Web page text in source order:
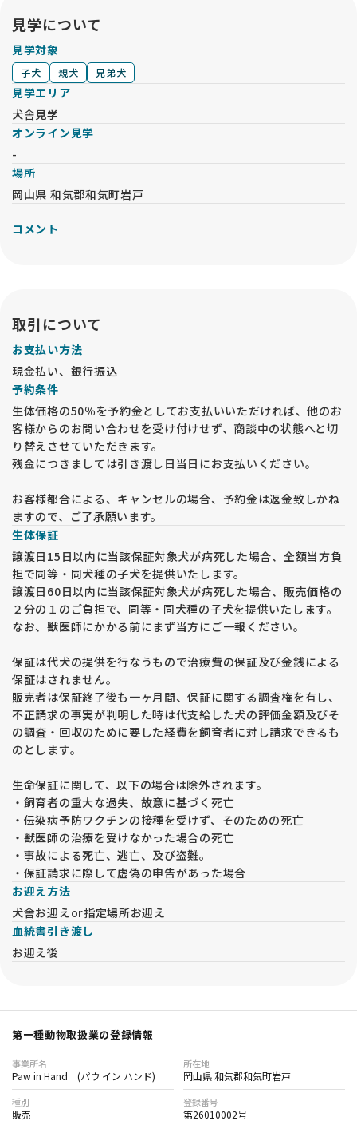
見学について
見学対象
子犬 親犬 兄弟犬
見学エリア
犬舎見学
オンライン見学
-
場所
岡山県 和気郡和気町岩戸
コメント
取引について
お支払い方法
現金払い、銀行振込
予約条件
生体価格の50％を予約金としてお支払いいただければ、他のお
客様からのお問い合わせを受け付けせず、商談中の状態へと切
り替えさせていただきます。
残金につきましては引き渡し日当日にお支払いください。
お客様都合による、キャンセルの場合、予約金は返金致しかね
ますので、ご了承願います。
生体保証
譲渡日15日以内に当該保証対象犬が病死した場合、全額当方負
担で同等・同犬種の子犬を提供いたします。
譲渡日60日以内に当該保証対象犬が病死した場合、販売価格の
２分の１のご負担で、同等・同犬種の子犬を提供いたします。
なお、獣医師にかかる前にまず当方にご一報ください。
保証は代犬の提供を行なうもので治療費の保証及び金銭による
保証はされません。
販売者は保証終了後も一ヶ月間、保証に関する調査権を有し、
不正請求の事実が判明した時は代支給した犬の評価金額及びそ
の調査・回収のために要した経費を飼育者に対し請求できるも
のとします。
生命保証に関して、以下の場合は除外されます。
・飼育者の重大な過失、故意に基づく死亡
・伝染病予防ワクチンの接種を受けず、そのための死亡
・獣医師の治療を受けなかった場合の死亡
・事故による死亡、逃亡、及び盗難。
・保証請求に際して虚偽の申告があった場合
お迎え方法
犬舎お迎えor指定場所お迎え
血統書引き渡し
お迎え後
第一種動物取扱業の登録情報
事業所名
Paw in Hand (パウ イン ハンド)
所在地
岡山県 和気郡和気町岩戸
種別
販売
登録番号
第26010002号